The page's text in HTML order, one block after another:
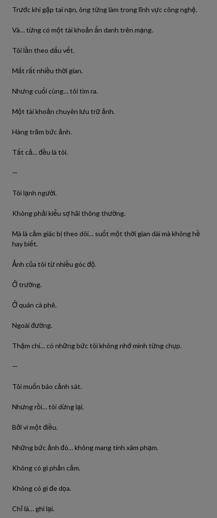
Trước khi gặp tai nạn, ông từng làm trong lĩnh vực công nghệ.
Và… từng có một tài khoản ẩn danh trên mạng.
Tôi lần theo dấu vết.
Mất rất nhiều thời gian.
Nhưng cuối cùng… tôi tìm ra.
Một tài khoản chuyên lưu trữ ảnh.
Hàng trăm bức ảnh.
Tất cả… đều là tôi.
—
Tôi lạnh người.
Không phải kiểu sợ hãi thông thường.
Mà là cảm giác bị theo dõi… suốt một thời gian dài mà không hề
hay biết.
Ảnh của tôi từ nhiều góc độ.
Ở trường.
Ở quán cà phê.
Ngoài đường.
Thậm chí… có những bức tôi không nhớ mình từng chụp.
—
Tôi muốn báo cảnh sát.
Nhưng rồi… tôi dừng lại.
Bởi vì một điều.
Những bức ảnh đó… không mang tính xâm phạm.
Không có gì phản cảm.
Không có gì đe dọa.
Chỉ là… ghi lại.